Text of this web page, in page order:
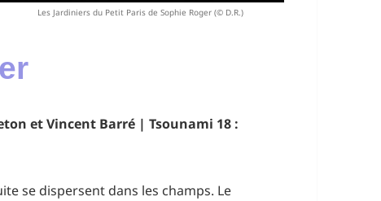
Les Jardiniers du Petit Paris de Sophie Roger (© D.R.)
et Vincent Barré | Tsounami 18 :
se dispersent dans les champs. Le